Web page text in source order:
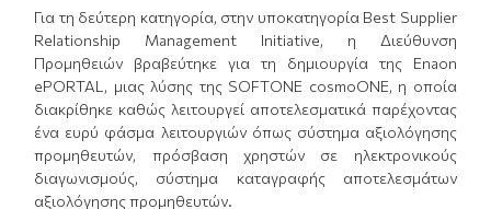
Για τη δεύτερη κατηγορία, στην υποκατηγορία Best Supplier
Relationship Management Initiative, η Διεύθυνση
Προμηθειών βραβεύτηκε για τη δημιουργία της Enaon
ePORTAL, μιας λύσης της SOFTONE cosmoONE, η οποία
διακρίθηκε καθώς λειτουργεί αποτελεσματικά παρέχοντας
ένα ευρύ φάσμα λειτουργιών όπως σύστημα αξιολόγησης
προμηθευτών, πρόσβαση χρηστών σε ηλεκτρονικούς
διαγωνισμούς, σύστημα καταγραφής αποτελεσμάτων
αξιολόγησης προμηθευτών.